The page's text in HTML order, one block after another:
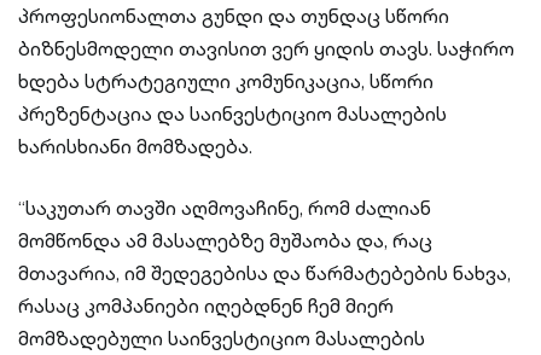
პროფესიონალთა გუნდი და თუნდაც სწორი
ბიზნესმოდელი თავისით ვერ ყიდის თავს. საჭირო
ხდება სტრატეგიული კომუნიკაცია, სწორი
პრეზენტაცია და საინვესტიციო მასალების
ხარისხიანი მომზადება.
“საკუთარ თავში აღმოვაჩინე, რომ ძალიან
მომწონდა ამ მასალებზე მუშაობა და, რაც
მთავარია, იმ შედეგებისა და წარმატებების ნახვა,
რასაც კომპანიები იღებდნენ ჩემ მიერ
მომზადებული საინვესტიციო მასალების